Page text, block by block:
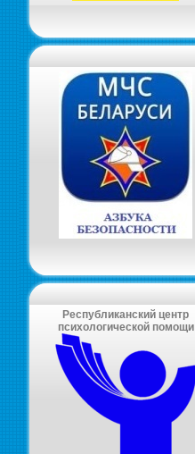
Республиканский центр
психологической помощи